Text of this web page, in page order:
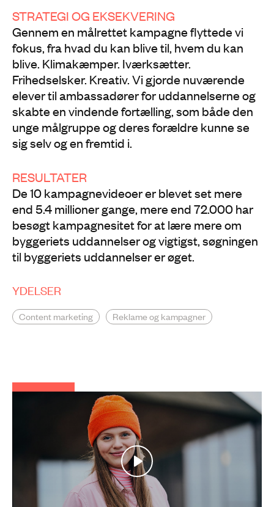
STRATEGI OG EKSEKVERING
Gennem en målrettet kampagne flyttede vi
fokus, fra hvad du kan blive til, hvem du kan
blive. Klimakæmper. Iværksætter.
Frihedselsker. Kreativ. Vi gjorde nuværende
elever til ambassadører for uddannelserne og
skabte en vindende fortælling, som både den
unge målgruppe og deres forældre kunne se
sig selv og en fremtid i.
RESULTATER
De 10 kampagnevideoer er blevet set mere
end 5.4 millioner gange, mere end 72.000 har
besøgt kampagnesitet for at lære mere om
byggeriets uddannelser og vigtigst, søgningen
til byggeriets uddannelser er øget.
YDELSER
Content marketing Reklame og kampagner
Play